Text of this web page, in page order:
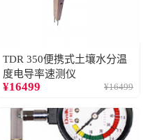
TDR 350便携式土壤水分温
度电导率速测仪
¥16499 ¥16499